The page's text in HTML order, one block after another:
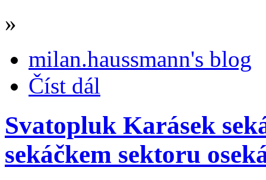
»
milan.haussmann's blog
Číst dál
Svatopluk Karásek
sekáčkem sektoru